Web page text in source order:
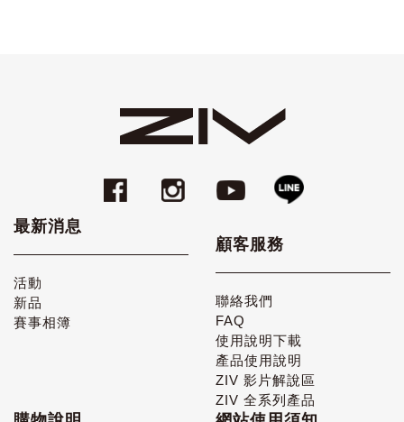
最新消息
活動
新品
賽事相簿
顧客服務
聯絡我們
FAQ
使用說明下載
產品使用說明
ZIV 影片解說區
ZIV 全系列產品